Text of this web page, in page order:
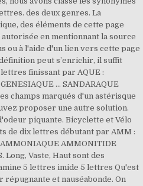
des deux genres. La
des éléments de cette page
autorisée en mentionnant la source
ou à l'aide d'un lien vers cette page
peut s’enrichir, il suffit
finissant par AQUE :
... SANDARAQUE
champs marqués d'un astérisque
proposer une autre solution.
piquante. Bicyclette et Vélo
de dix lettres débutant par AMM :
AMMONITIDE
Long, Vaste, Haut sont des
5 lettres imide 5 lettres Qu'est
répugnante et nauséabonde. On